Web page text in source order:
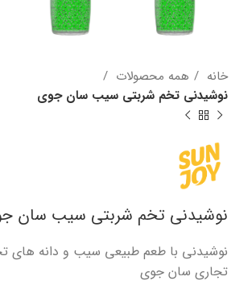
خانه
همه محصولات
نوشیدنی تخم شربتی سیب سان جوی
نوشیدنی تخم شربتی سیب سان
نوشیدنی با طعم طبیعی سیب و دانه های
تجاری سان جوی